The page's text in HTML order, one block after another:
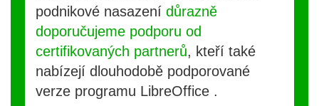
podnikové nasazení důrazně
doporučujeme podporu od
certifikovaných partnerů, kteří také
nabízejí dlouhodobě podporované
verze programu LibreOffice .